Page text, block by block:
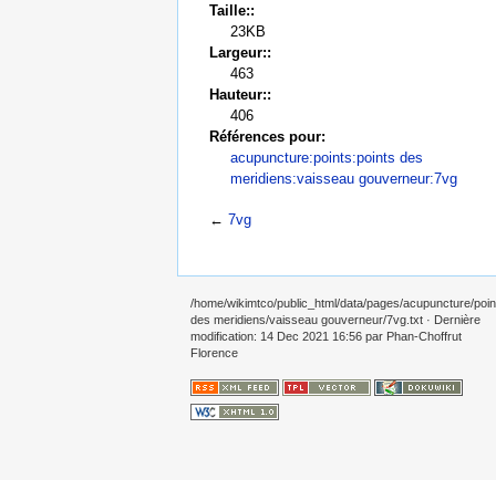
Taille::
23KB
Largeur::
463
Hauteur::
406
Références pour:
acupuncture:points:points des
meridiens:vaisseau gouverneur:7vg
← 7vg
/home/wikimtco/public_html/data/pages/acupuncture/
des meridiens/vaisseau gouverneur/7vg.txt · Dernière
modification: 14 Dec 2021 16:56 par Phan-Choffrut
Florence